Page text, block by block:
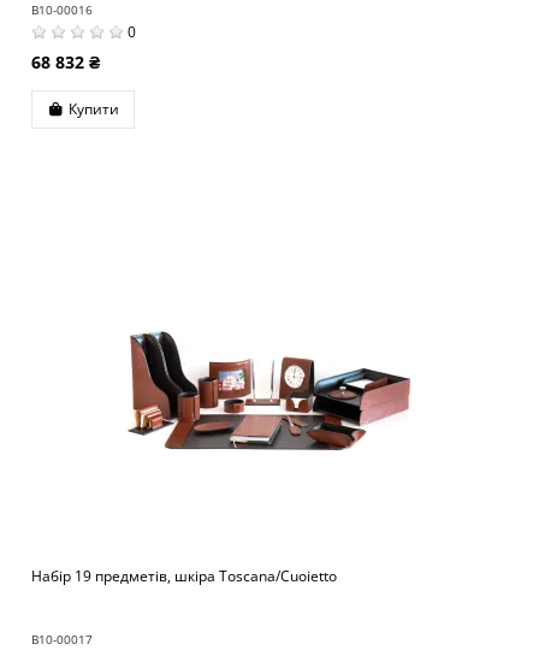
B10-00016
0
68 832 ₴
Купити
Набір 19 предметів, шкіра Toscana/Cuoietto
B10-00017